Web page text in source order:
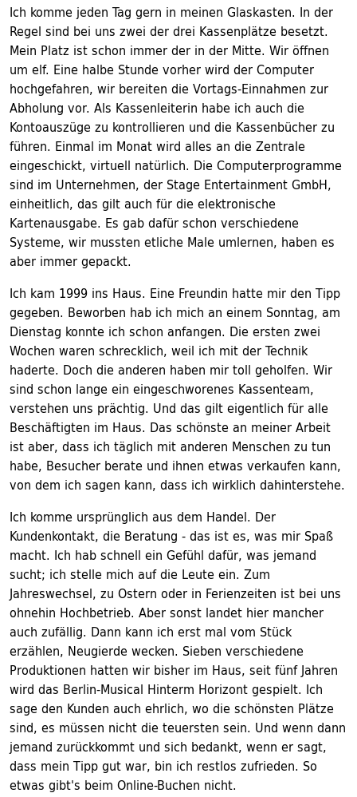
Ich komme jeden Tag gern in meinen Glaskasten. In der
Regel sind bei uns zwei der drei Kassenplätze besetzt.
Mein Platz ist schon immer der in der Mitte. Wir öffnen
um elf. Eine halbe Stunde vorher wird der Computer
hochgefahren, wir bereiten die Vortags-Einnahmen zur
Abholung vor. Als Kassenleiterin habe ich auch die
Kontoauszüge zu kontrollieren und die Kassenbücher zu
führen. Einmal im Monat wird alles an die Zentrale
eingeschickt, virtuell natürlich. Die Computerprogramme
sind im Unternehmen, der Stage Entertainment GmbH,
einheitlich, das gilt auch für die elektronische
Kartenausgabe. Es gab dafür schon verschiedene
Systeme, wir mussten etliche Male umlernen, haben es
aber immer gepackt.
Ich kam 1999 ins Haus. Eine Freundin hatte mir den Tipp
gegeben. Beworben hab ich mich an einem Sonntag, am
Dienstag konnte ich schon anfangen. Die ersten zwei
Wochen waren schrecklich, weil ich mit der Technik
haderte. Doch die anderen haben mir toll geholfen. Wir
sind schon lange ein eingeschworenes Kassenteam,
verstehen uns prächtig. Und das gilt eigentlich für alle
Beschäftigten im Haus. Das schönste an meiner Arbeit
ist aber, dass ich täglich mit anderen Menschen zu tun
habe, Besucher berate und ihnen etwas verkaufen kann,
von dem ich sagen kann, dass ich wirklich dahinterstehe.
Ich komme ursprünglich aus dem Handel. Der
Kundenkontakt, die Beratung - das ist es, was mir Spaß
macht. Ich hab schnell ein Gefühl dafür, was jemand
sucht; ich stelle mich auf die Leute ein. Zum
Jahreswechsel, zu Ostern oder in Ferienzeiten ist bei uns
ohnehin Hochbetrieb. Aber sonst landet hier mancher
auch zufällig. Dann kann ich erst mal vom Stück
erzählen, Neugierde wecken. Sieben verschiedene
Produktionen hatten wir bisher im Haus, seit fünf Jahren
wird das Berlin-Musical Hinterm Horizont gespielt. Ich
sage den Kunden auch ehrlich, wo die schönsten Plätze
sind, es müssen nicht die teuersten sein. Und wenn dann
jemand zurückkommt und sich bedankt, wenn er sagt,
dass mein Tipp gut war, bin ich restlos zufrieden. So
etwas gibt's beim Online-Buchen nicht.